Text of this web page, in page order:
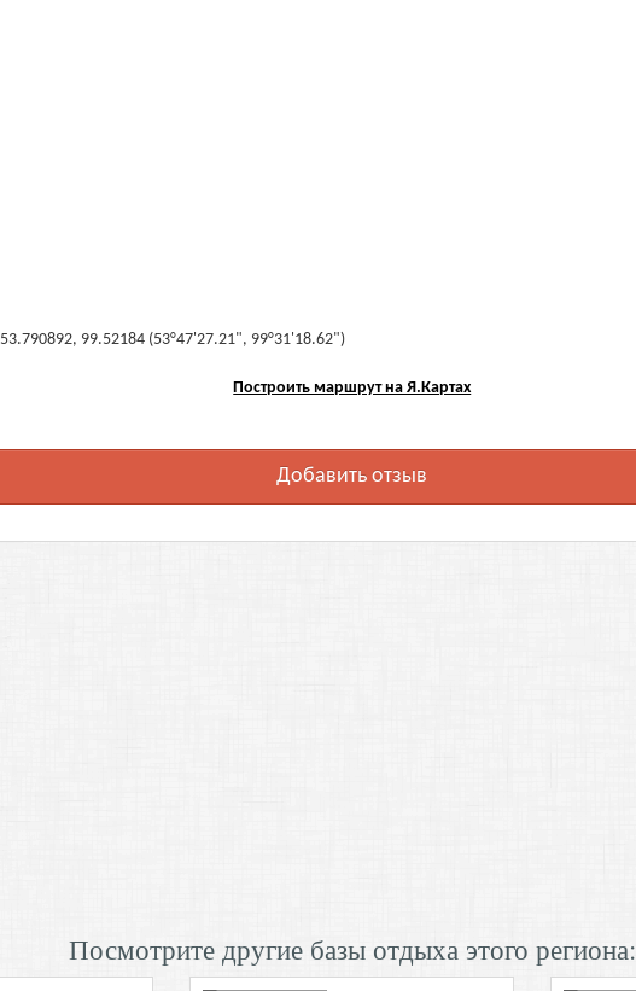
53.790892, 99.52184 (53°47'27.21", 99°31'18.62")
Построить маршрут на Я.Картах
Добавить отзыв
Посмотрите другие базы отдыха этого региона: